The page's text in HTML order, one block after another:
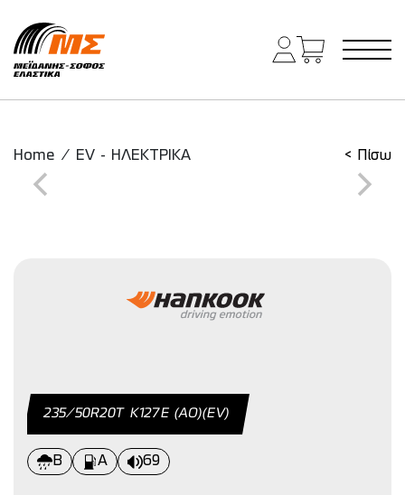
Main Navigation
Home / EV - ΗΛΕΚΤΡΙΚΑ < Πίσω
235/50R20Τ Κ127Ε (AO)(EV)
B Α 69